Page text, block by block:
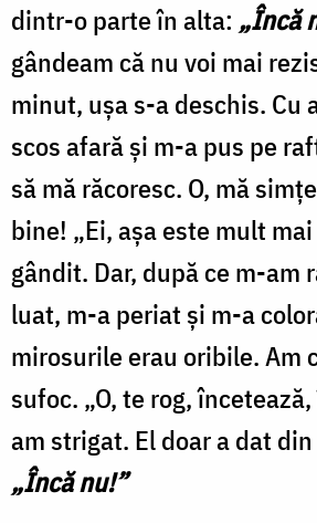
dintr-o parte în alta: „Încă
gândeam că nu voi mai
minut, ușa s-a deschis. Cu
scos afară și m-a pus pe
să mă răcoresc. O, mă
bine! „Ei, așa este mult
gândit. Dar, după ce m-am
luat, m-a periat și m-a
mirosurile erau oribile. Am
sufoc. „O, te rog,
am strigat. El doar a dat
„Încă nu!”